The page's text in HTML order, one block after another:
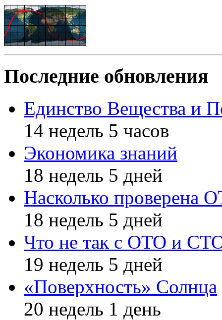
Последние обновления
Единство Вещества и
14 недель 5 часов
Экономика знаний
18 недель 5 дней
Насколько проверена
18 недель 5 дней
Что не так с ОТО и
19 недель 5 дней
«Поверхность» Солнца
20 недель 1 день